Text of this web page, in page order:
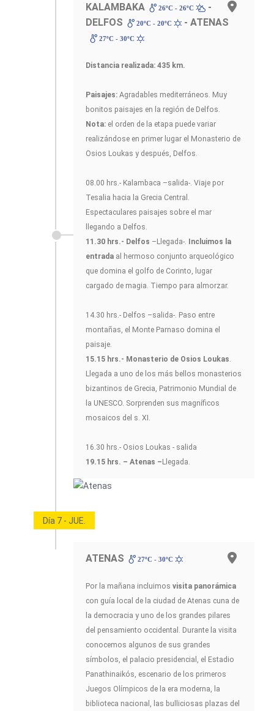
KALAMBAKA 26ºC - 26ºC
-
DELFOS
20ºC - 20ºC - ATENAS
27ºC - 30ºC
Distancia realizada: 435 km.
Paisajes: Agradables mediterráneos. Muy
bonitos paisajes en la región de Delfos.
Nota: el orden de la etapa puede variar
realizándose en primer lugar el Monasterio de
Osios Loukas y después, Delfos.
08.00 hrs.- Kalambaca –salida-. Viaje por
Tesalia hacia la Grecia Central.
Espectaculares paisajes sobre el mar
llegando a Delfos.
11.30 hrs.- Delfos –Llegada-. Incluimos la
entrada al hermoso conjunto arqueológico
que domina el golfo de Corinto, lugar
cargado de magia. Tiempo para almorzar.
14.30 hrs.- Delfos –salida-. Paso entre
montañas, el Monte Parnaso domina el
paisaje.
15.15 hrs.- Monasterio de Osios Loukas
Llegada a uno de los más bellos monasterios
bizantinos de Grecia, Patrimonio Mundial de
la UNESCO. Sorprenden sus magníficos
mosaicos del s. XI.
16.30 hrs.- Osios Loukas - salida
19.15 hrs. – Atenas –Llegada.
Día 7 - JUE.
ATENAS 27ºC - 30ºC
Por la mañana incluimos visita panorámica
con guía local de la ciudad de Atenas cuna de
la democracia y uno de los grandes pilares
del pensamiento occidental. Durante la visita
conocemos algunos de sus grandes
símbolos, el palacio presidencial, el Estadio
Panathinaikós, escenario de los primeros
Juegos Olímpicos de la era moderna, la
biblioteca nacional, las bulliciosas plazas del